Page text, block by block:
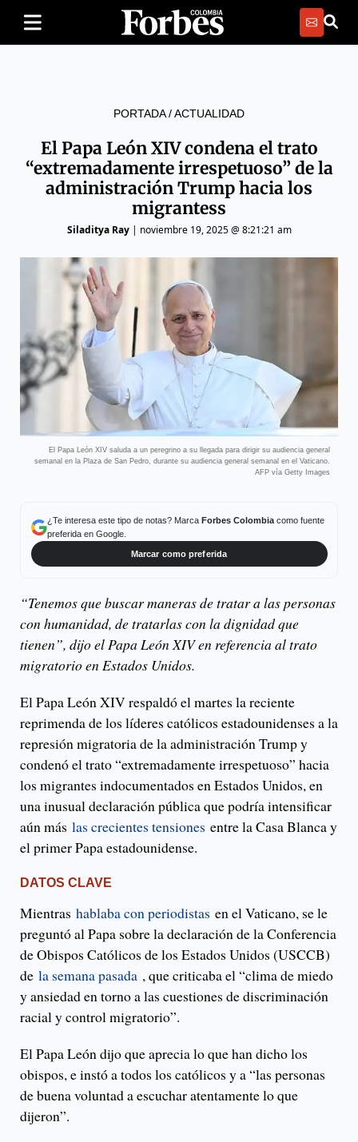
PORTADA/ACTUALIDAD
El Papa León XIV condena el trato
“extremadamente irrespetuoso” de la
administración Trump hacia los
migrantess
Siladitya Ray| noviembre 19, 2025 @ 8:21:21 am
El Papa León XIV saluda a un peregrino a su llegada para dirigir su audiencia general
semanal en la Plaza de San Pedro, durante su audiencia general semanal en el Vaticano.
AFP vía Getty Images
¿Te interesa este tipo de notas? Marca Forbes Colombiacomo fuente
preferida en Google.
Marcar como preferida
“Tenemos que buscar maneras de tratar a las personas
con humanidad, de tratarlas con la dignidad que
tienen”, dijo el Papa León XIV en referencia al trato
migratorio en Estados Unidos.
El Papa León XIV respaldó el martes la reciente
reprimenda de los líderes católicos estadounidenses a la
represión migratoria de la administración Trump y
condenó el trato “extremadamente irrespetuoso” hacia
los migrantes indocumentados en Estados Unidos, en
una inusual declaración pública que podría intensificar
aún más las crecientes tensiones entre la Casa Blanca y
el primer Papa estadounidense.
DATOS CLAVE
Mientras hablaba con periodistas en el Vaticano, se le
preguntó al Papa sobre la declaración de la Conferencia
de Obispos Católicos de los Estados Unidos (USCCB)
de la semana pasada , que criticaba el “clima de miedo
y ansiedad en torno a las cuestiones de discriminación
racial y control migratorio”.
El Papa León dijo que aprecia lo que han dicho los
obispos, e instó a todos los católicos y a “las personas
de buena voluntad a escuchar atentamente lo que
dijeron”.